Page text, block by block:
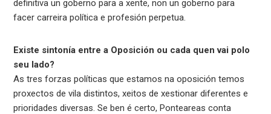
definitiva un goberno para a xente, non un goberno para
facer carreira política e profesión perpetua.
Existe sintonía entre a Oposición ou cada quen vai polo
seu lado?
As tres forzas políticas que estamos na oposición temos
proxectos de vila distintos, xeitos de xestionar diferentes e
prioridades diversas. Se ben é certo, Ponteareas conta